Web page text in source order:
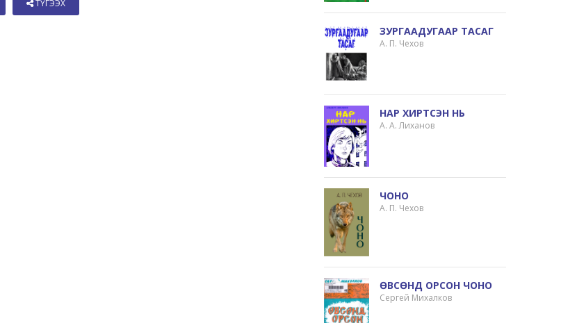
ТҮГЭЭХ
ЗУРГААДУГААР ТАСАГ
А. П. Чехов
НАР ХИРТСЭН НЬ
А. А. Лиханов
ЧОНО
А. П. Чехов
ӨВСӨНД ОРСОН ЧОНО
Сергей Михалков